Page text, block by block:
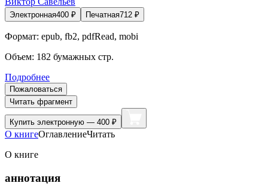
Электронная400 ₽ Печатная712 ₽
Формат: epub, fb2, pdfRead, mobi
Объем: 182 бумажных стр.
Подробнее
Пожаловаться
Читать фрагмент
Купить электронную — 400 ₽
О книгеОглавлениеЧитать
О книге
аннотация